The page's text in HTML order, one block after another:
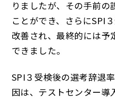
りましたが、その手前の
ことができ、さらにSPI
改善され、最終的には予
できました。
SPI３受検後の選考辞退
因は、テストセンター導